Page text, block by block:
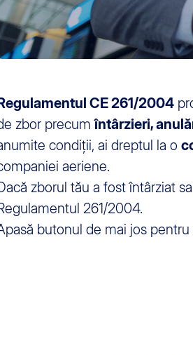
CE 261/2004
zbor precumîntârzieri,
condiții, ai dreptul la o
aeriene.
zborul tău a fost întârziat
261/2004.
butonul de mai jos